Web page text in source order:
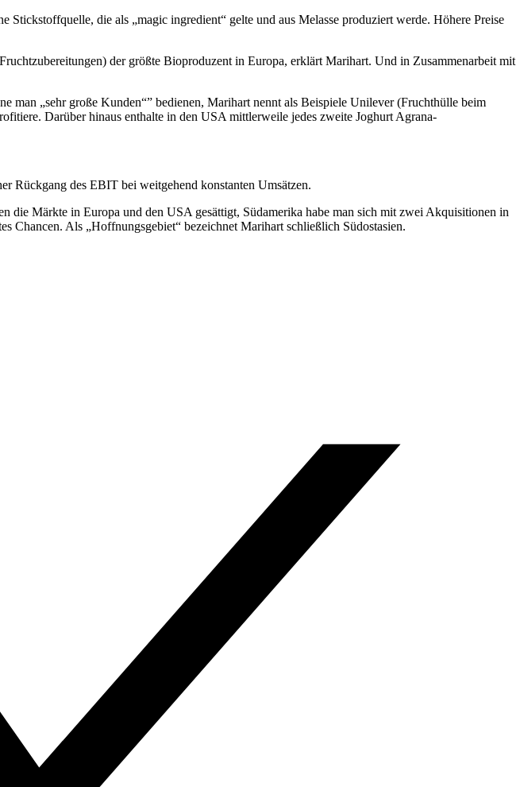
die als „magic ingredient“ gelte und aus Melasse produziert werde. Höhere Preise
der größte Bioproduzent in Europa, erklärt Marihart. Und in Zusammenarbeit mit
man „sehr große Kunden“” bedienen, Marihart nennt als Beispiele Unilever (Fruchthülle beim
Darüber hinaus enthalte in den USA mittlerweile jedes zweite Joghurt Agrana-
Rückgang des EBIT bei weitgehend konstanten Umsätzen.
die Märkte in Europa und den USA gesättigt, Südamerika habe man sich mit zwei Akquisitionen in
Chancen. Als „Hoffnungsgebiet“ bezeichnet Marihart schließlich Südostasien.